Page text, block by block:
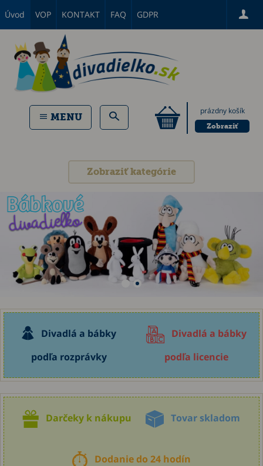
Úvod VOP KONTAKT FAQ GDPR
prázdny košík
Zobraziť
MENU
Zobraziť kategórie
Divadlá a bábky
podľa rozprávky
Divadlá a bábky
podľa licencie
Darčeky k nákupu Tovar skladom
Dodanie do 24 hodín